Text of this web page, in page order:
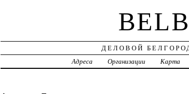
ДЕЛОВОЙ
Адреса
Организации Карта